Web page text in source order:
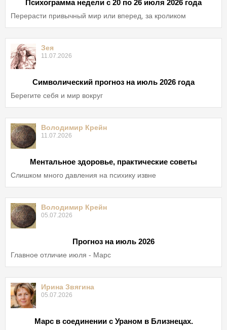
Психограмма недели с 20 по 26 июля 2026 года
Перерасти привычный мир или вперед, за кроликом
Зея
11.07.2026
Символический прогноз на июль 2026 года
Берегите себя и мир вокруг
Володимир Крейн
11.07.2026
Ментальное здоровье, практические советы
Слишком много давления на психику извне
Володимир Крейн
05.07.2026
Прогноз на июль 2026
Главное отличие июля - Марс
Ирина Звягина
05.07.2026
Марс в соединении с Ураном в Близнецах.